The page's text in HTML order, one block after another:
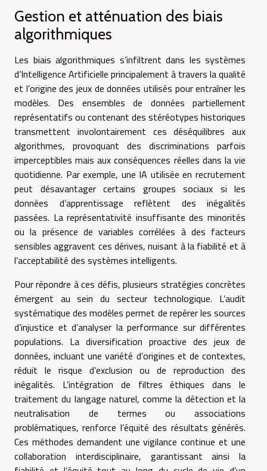
Gestion et atténuation des biais
algorithmiques
Les biais algorithmiques s’infiltrent dans les systèmes
d’Intelligence Artificielle principalement à travers la qualité
et l’origine des jeux de données utilisés pour entraîner les
modèles. Des ensembles de données partiellement
représentatifs ou contenant des stéréotypes historiques
transmettent involontairement ces déséquilibres aux
algorithmes, provoquant des discriminations parfois
imperceptibles mais aux conséquences réelles dans la vie
quotidienne. Par exemple, une IA utilisée en recrutement
peut désavantager certains groupes sociaux si les
données d’apprentissage reflètent des inégalités
passées. La représentativité insuffisante des minorités
ou la présence de variables corrélées à des facteurs
sensibles aggravent ces dérives, nuisant à la fiabilité et à
l’acceptabilité des systèmes intelligents.
Pour répondre à ces défis, plusieurs stratégies concrètes
émergent au sein du secteur technologique. L’audit
systématique des modèles permet de repérer les sources
d’injustice et d’analyser la performance sur différentes
populations. La diversification proactive des jeux de
données, incluant une variété d’origines et de contextes,
réduit le risque d’exclusion ou de reproduction des
inégalités. L’intégration de filtres éthiques dans le
traitement du langage naturel, comme la détection et la
neutralisation de termes ou associations
problématiques, renforce l’équité des résultats générés.
Ces méthodes demandent une vigilance continue et une
collaboration interdisciplinaire, garantissant ainsi la